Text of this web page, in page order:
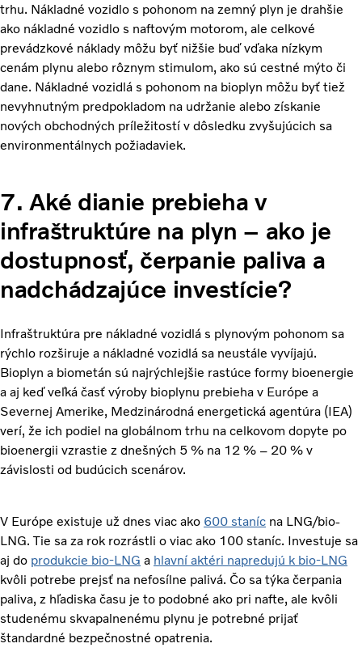
trhu. Nákladné vozidlo s pohonom na zemný plyn je drahšie
ako nákladné vozidlo s naftovým motorom, ale celkové
prevádzkové náklady môžu byť nižšie buď vďaka nízkym
cenám plynu alebo rôznym stimulom, ako sú cestné mýto či
dane. Nákladné vozidlá s pohonom na bioplyn môžu byť tiež
nevyhnutným predpokladom na udržanie alebo získanie
nových obchodných príležitostí v dôsledku zvyšujúcich sa
environmentálnych požiadaviek.
7. Aké dianie prebieha v
infraštruktúre na plyn – ako je
dostupnosť, čerpanie paliva a
nadchádzajúce investície?
Infraštruktúra pre nákladné vozidlá s plynovým pohonom sa
rýchlo rozširuje a nákladné vozidlá sa neustále vyvíjajú.
Bioplyn a biometán sú najrýchlejšie rastúce formy bioenergie
a aj keď veľká časť výroby bioplynu prebieha v Európe a
Severnej Amerike, Medzinárodná energetická agentúra (IEA)
verí, že ich podiel na globálnom trhu na celkovom dopyte po
bioenergii vzrastie z dnešných 5 % na 12 % – 20 % v
závislosti od budúcich scenárov.
V Európe existuje už dnes viac ako 600 staníc na LNG/bio-
LNG. Tie sa za rok rozrástli o viac ako 100 staníc. Investuje sa
aj do produkcie bio-LNG a hlavní aktéri napredujú k bio-LNG
kvôli potrebe prejsť na nefosílne palivá. Čo sa týka čerpania
paliva, z hľadiska času je to podobné ako pri nafte, ale kvôli
studenému skvapalnenému plynu je potrebné prijať
štandardné bezpečnostné opatrenia.